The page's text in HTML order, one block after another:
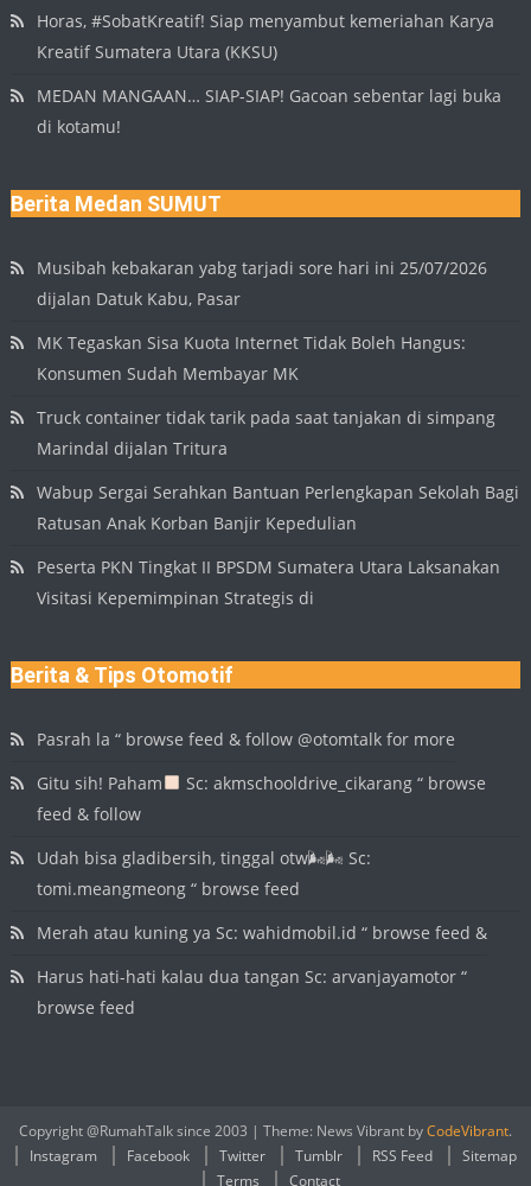
Horas, #SobatKreatif! Siap menyambut kemeriahan Karya
Kreatif Sumatera Utara (KKSU)
MEDAN MANGAAN… SIAP-SIAP! Gacoan sebentar lagi buka
di kotamu!
Berita Medan SUMUT
Musibah kebakaran yabg tarjadi sore hari ini 25/07/2026
dijalan Datuk Kabu, Pasar
MK Tegaskan Sisa Kuota Internet Tidak Boleh Hangus:
Konsumen Sudah Membayar MK
Truck container tidak tarik pada saat tanjakan di simpang
Marindal dijalan Tritura
Wabup Sergai Serahkan Bantuan Perlengkapan Sekolah Bagi
Ratusan Anak Korban Banjir Kepedulian
Peserta PKN Tingkat II BPSDM Sumatera Utara Laksanakan
Visitasi Kepemimpinan Strategis di
Berita & Tips Otomotif
Pasrah la “ browse feed & follow @otomtalk for more
Gitu sih! Paham
Sc: akmschooldrive_cikarang “ browse
feed & follow
Udah bisa gladibersih, tinggal otw🌬🌬 Sc:
tomi.meangmeong “ browse feed
Merah atau kuning ya Sc: wahidmobil.id “ browse feed &
Harus hati-hati kalau dua tangan Sc: arvanjayamotor “
browse feed
Copyright @RumahTalk since 2003 | Theme: News Vibrant byCodeVibrant.
Instagram
Facebook Twitter Tumblr RSS Feed
Sitemap
Terms
Contact